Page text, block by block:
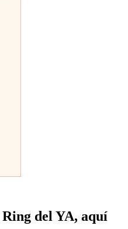
Ring del YA, aquí